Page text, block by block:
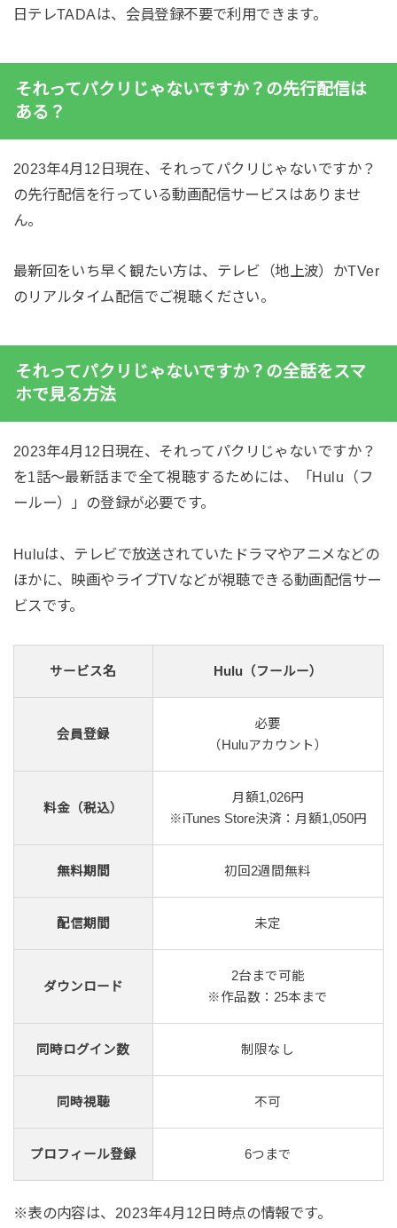
日テレTADAは、会員登録不要で利用できます。
それってパクリじゃないですか？の先行配信は
ある？
2023年4月12日現在、それってパクリじゃないですか？
の先行配信を行っている動画配信サービスはありませ
ん。
最新回をいち早く観たい方は、テレビ（地上波）かTVer
のリアルタイム配信でご視聴ください。
それってパクリじゃないですか？の全話をスマ
ホで見る方法
2023年4月12日現在、それってパクリじゃないですか？
を1話～最新話まで全て視聴するためには、「Hulu（フ
ールー）」の登録が必要です。
Huluは、テレビで放送されていたドラマやアニメなどの
ほかに、映画やライブTVなどが視聴できる動画配信サー
ビスです。
サービス名 Hulu（フールー）
会員登録
必要
（Huluアカウント）
料金（税込）
月額1,026円
※iTunes Store決済：月額1,050円
無料期間 初回2週間無料
配信期間 未定
ダウンロード
2台まで可能
※作品数：25本まで
同時ログイン数 制限なし
同時視聴 不可
プロフィール登録 6つまで
※表の内容は、2023年4月12日時点の情報です。